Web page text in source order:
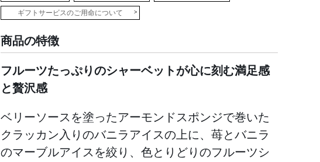
ギフトサービスのご用命について
商品の特徴
フルーツたっぷりのシャーベットが心に刻む満足感
と贅沢感
ベリーソースを塗ったアーモンドスポンジで巻いた
クラッカン入りのバニラアイスの上に、苺とバニラ
のマーブルアイスを絞り、色とりどりのフルーツシ